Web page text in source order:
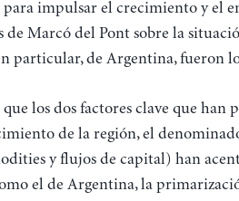
impulsar el crecimiento y el
Marcó del Pont sobre la
particular, de Argentina, fueron
los dos factores clave que han
de la región, el
y flujos de capital) han
el de Argentina, la